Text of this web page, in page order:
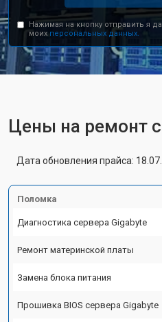
Нажимая на кнопку отправить я
моих персональных данных.
Цены на ремонт
Дата обновления прайса:
Поломка
Диагностика сервера Gigabyte
Ремонт материнской платы
Замена блока питания
Прошивка BIOS сервера Gigabyte